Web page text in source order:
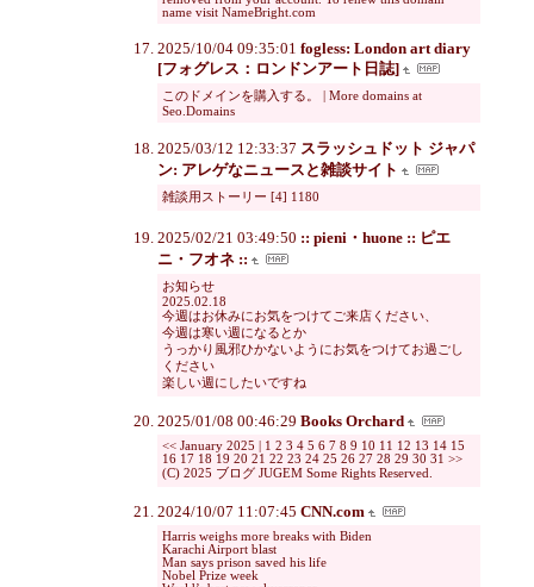
name visit NameBright.com
2025/10/04 09:35:01 fogless: London art diary
[フォグレス：ロンドンアート日誌]
このドメインを購入する。 | More domains at
Seo.Domains
2025/03/12 12:33:37 スラッシュドット ジャパ
ン: アレゲなニュースと雑談サイト
雑談用ストーリー [4] 1180
2025/02/21 03:49:50 :: pieni・huone :: ピエ
ニ・フオネ ::
お知らせ
2025.02.18
今週はお休みにお気をつけてご来店ください、
今週は寒い週になるとか
うっかり風邪ひかないようにお気をつけてお過ごし
ください
楽しい週にしたいですね
2025/01/08 00:46:29 Books Orchard
<< January 2025 | 1 2 3 4 5 6 7 8 9 10 11 12 13 14 15
16 17 18 19 20 21 22 23 24 25 26 27 28 29 30 31 >>
(C) 2025 ブログ JUGEM Some Rights Reserved.
2024/10/07 11:07:45 CNN.com
Harris weighs more breaks with Biden
Karachi Airport blast
Man says prison saved his life
Nobel Prize week